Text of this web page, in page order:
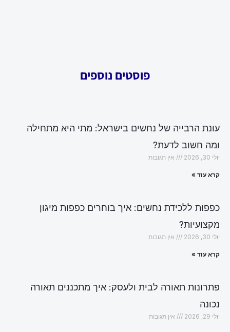
פוסטים נוספים
עונת הרבייה של נחשים בישראל: מתי היא מתחילה
ומה חשוב לדעת?
יולי 30, 2026 אין תגובות
קרא עוד »
כפפות ללכידת נחשים: איך בוחרים כפפות מיגון
מקצועיות?
יולי 30, 2026 אין תגובות
קרא עוד »
פתרונות תאורה לבית ולעסק: איך מתכננים תאורה
נכונה
יולי 29, 2026 אין תגובות